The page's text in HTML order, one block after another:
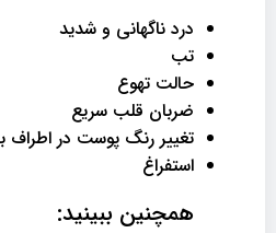
درد ناگهانی و شدید
تب
حالت تهوع
ضربان قلب سریع
تغییر رنگ پوست در اطراف
استفراغ
همچنین ببینید: